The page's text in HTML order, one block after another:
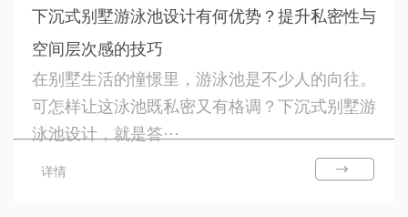
下沉式别墅游泳池设计有何优势？提升私密性与
空间层次感的技巧
在别墅生活的憧憬里，游泳池是不少人的向往。
可怎样让这泳池既私密又有格调？下沉式别墅游
泳池设计，就是答···
详情